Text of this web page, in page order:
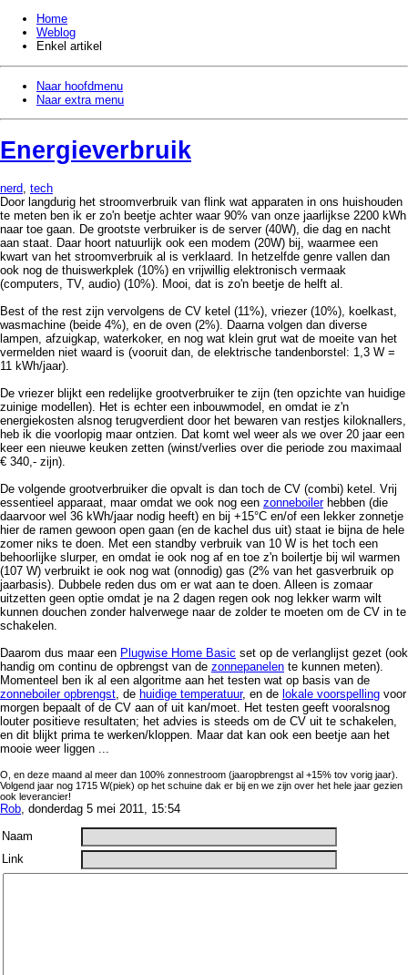
Home
Weblog
Enkel artikel
Naar hoofdmenu
Naar extra menu
Energieverbruik
nerd, tech
Door langdurig het stroomverbruik van flink wat apparaten in ons huishouden
te meten ben ik er zo'n beetje achter waar 90% van onze jaarlijkse 2200 kWh
naar toe gaan. De grootste verbruiker is de server (40W), die dag en nacht
aan staat. Daar hoort natuurlijk ook een modem (20W) bij, waarmee een
kwart van het stroomverbruik al is verklaard. In hetzelfde genre vallen dan
ook nog de thuiswerkplek (10%) en vrijwillig elektronisch vermaak
(computers, TV, audio) (10%). Mooi, dat is zo'n beetje de helft al.
Best of the rest zijn vervolgens de CV ketel (11%), vriezer (10%), koelkast,
wasmachine (beide 4%), en de oven (2%). Daarna volgen dan diverse
lampen, afzuigkap, waterkoker, en nog wat klein grut wat de moeite van het
vermelden niet waard is (vooruit dan, de elektrische tandenborstel: 1,3 W =
11 kWh/jaar).
De vriezer blijkt een redelijke grootverbruiker te zijn (ten opzichte van huidige
zuinige modellen). Het is echter een inbouwmodel, en omdat ie z'n
energiekosten alsnog terugverdient door het bewaren van restjes kiloknallers,
heb ik die voorlopig maar ontzien. Dat komt wel weer als we over 20 jaar een
keer een nieuwe keuken zetten (winst/verlies over die periode zou maximaal
€ 340,- zijn).
De volgende grootverbruiker die opvalt is dan toch de CV (combi) ketel. Vrij
essentieel apparaat, maar omdat we ook nog een zonneboilerhebben (die
daarvoor wel 36 kWh/jaar nodig heeft) en bij +15°C en/of een lekker zonnetje
hier de ramen gewoon open gaan (en de kachel dus uit) staat ie bijna de hele
zomer niks te doen. Met een standby verbruik van 10 W is het toch een
behoorlijke slurper, en omdat ie ook nog af en toe z'n boilertje bij wil warmen
(107 W) verbruikt ie ook nog wat (onnodig) gas (2% van het gasverbruik op
jaarbasis). Dubbele reden dus om er wat aan te doen. Alleen is zomaar
uitzetten geen optie omdat je na 2 dagen regen ook nog lekker warm wilt
kunnen douchen zonder halverwege naar de zolder te moeten om de CV in te
schakelen.
Daarom dus maar een Plugwise Home Basic set op de verlanglijst gezet (ook
handig om continu de opbrengst van de zonnepanelen te kunnen meten).
Momenteel ben ik al een algoritme aan het testen wat op basis van de
zonneboiler opbrengst, de huidige temperatuur, en de lokale voorspelling voor
morgen bepaalt of de CV aan of uit kan/moet. Het testen geeft vooralsnog
louter positieve resultaten; het advies is steeds om de CV uit te schakelen,
en dit blijkt prima te werken/kloppen. Maar dat kan ook een beetje aan het
mooie weer liggen ...
O, en deze maand al meer dan 100% zonnestroom (jaaropbrengst al +15% tov vorig jaar).
Volgend jaar nog 1715 W(piek) op het schuine dak er bij en we zijn over het hele jaar gezien
ook leverancier!
Rob, donderdag 5 mei 2011, 15:54
Naam
Link